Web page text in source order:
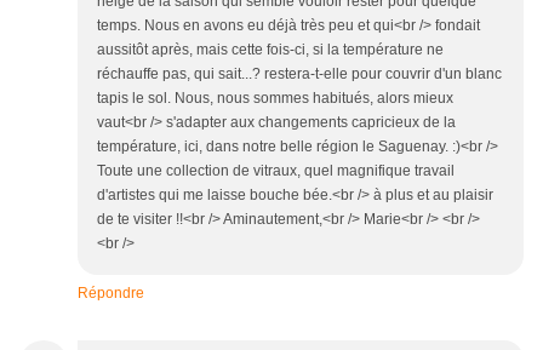
temps. Nous en avons eu déjà très peu et qui<br /> fondait
aussitôt après, mais cette fois-ci, si la température ne
réchauffe pas, qui sait...? restera-t-elle pour couvrir d'un blanc
tapis le sol. Nous, nous sommes habitués, alors mieux
vaut<br /> s'adapter aux changements capricieux de la
température, ici, dans notre belle région le Saguenay. :)<br />
Toute une collection de vitraux, quel magnifique travail
d'artistes qui me laisse bouche bée.<br /> à plus et au plaisir
de te visiter !!<br /> Aminautement,<br /> Marie<br /> <br />
<br />
Répondre